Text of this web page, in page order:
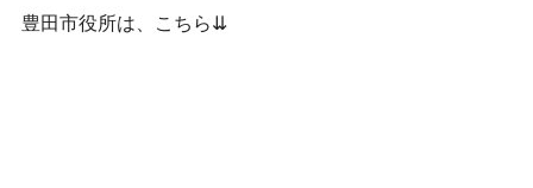
豊田市役所は、こちら⇊